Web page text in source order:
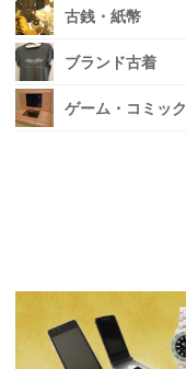
古銭・紙幣
ブランド古着
ゲーム・コミック